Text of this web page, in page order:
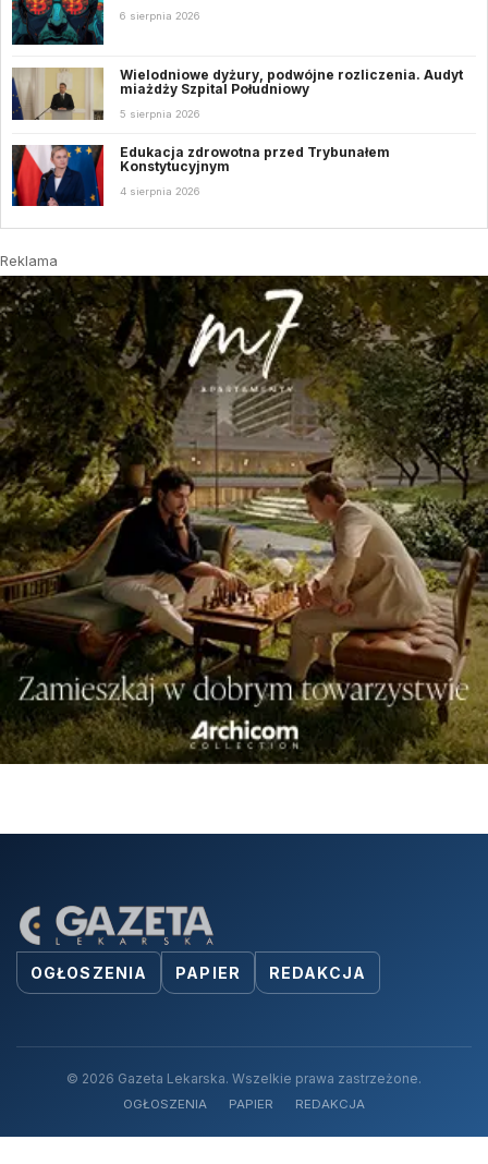
6 sierpnia 2026
Wielodniowe dyżury, podwójne rozliczenia. Audyt
miażdży Szpital Południowy
5 sierpnia 2026
Edukacja zdrowotna przed Trybunałem
Konstytucyjnym
4 sierpnia 2026
Reklama
OGŁOSZENIA PAPIER REDAKCJA
© 2026 Gazeta Lekarska. Wszelkie prawa zastrzeżone.
OGŁOSZENIA PAPIER REDAKCJA